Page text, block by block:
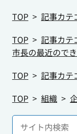
TOP
記事カテ
TOP
記事カテ
市長の最近ので
TOP
記事カテ
TOP
組織